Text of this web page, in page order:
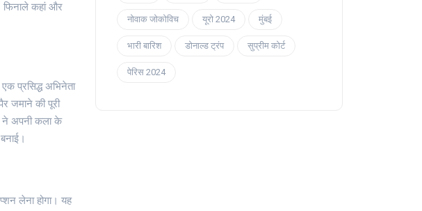
फिनाले कहां और
प्रसिद्ध अभिनेता
जमाने की पूरी
ने अपनी कला के
लेना होगा। यह
नोवाक जोकोविच यूरो 2024 मुंबई
भारी बारिश डोनाल्ड ट्रंप सुप्रीम कोर्ट
पेरिस 2024